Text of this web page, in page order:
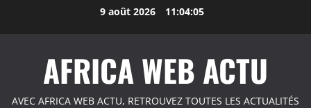
9 août 2026 11:04:05
AFRICA WEB ACTU
AVEC AFRICA WEB ACTU, RETROUVEZ TOUTES LES ACTUALITÉS